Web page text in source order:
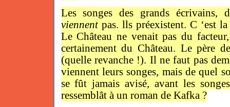
Les songes des grands écrivains,
viennentpas. lls préexistent. C ‘est
Le Château ne venait pas du
certainement du Château. Le père
(quelle revanche !). Il ne faut pas
viennent leurs songes, mais de quel
se fût jamais avisé, avant les
ressemblât à un roman de Kafka ?